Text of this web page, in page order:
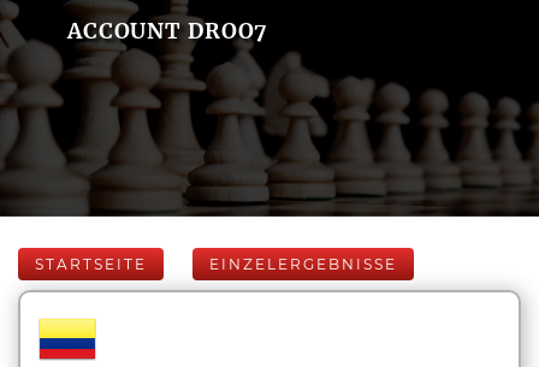
ACCOUNT DROO7
STARTSEITE EINZELERGEBNISSE